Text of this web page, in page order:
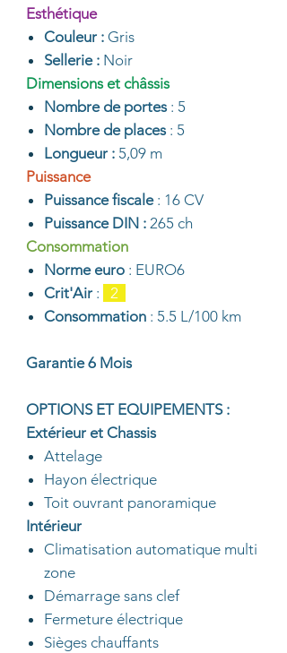
Esthétique
Couleur : Gris
Sellerie : Noir
Dimensions et châssis
Nombre de portes : 5
Nombre de places: 5
Longueur : 5,09 m
Puissance
Puissance fiscale : 16 CV
Puissance DIN : 265 ch
Consommation
Norme euro : EURO6
Crit'Air :
2
Consommation : 5.5 L/100 km
Garantie 6 Mois
OPTIONS ET EQUIPEMENTS :
Extérieur et Chassis
Attelage
Hayon électrique
Toit ouvrant panoramique
Intérieur
Climatisation automatique multi
zone
Démarrage sans clef
Fermeture électrique
Sièges chauffants